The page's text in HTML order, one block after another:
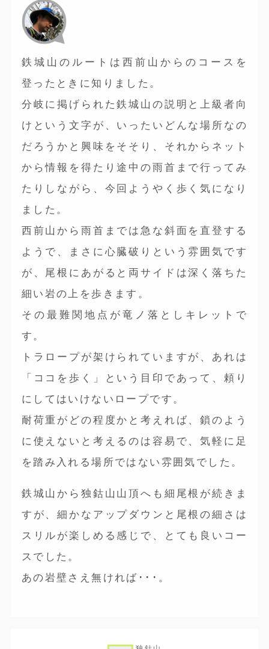
鉄城山のルートは西前山からのコースを
登ったときに知りました。
分岐に掲げられた鉄城山の説明と上級者向
けという文字が、いったいどんな場所なの
だろうかと興味をそそり、それからネット
から情報を得たり途中の雨首まで行ってみ
たりしながら、今回ようやく歩く気になり
ました。
西前山から雨首までは急な斜面を直登する
ようで、まさに心臓破りという雰囲気です
が、尾根にあがると両サイドは深く落ちた
細い岩の上を歩きます。
その最難関地点が竜ノ落としキレットで
す。
トラロープが架けられていますが、あれは
「ココを歩く」という目印であって、頼り
にしてはいけないロープです。
耐荷重がどの程度かと考えれば、鎖のよう
に使えないと考えるのは容易で、気軽に足
を踏み入れる場所ではない雰囲気でした。
鉄城山から独鈷山山頂へも細尾根が続きま
すが、細かなアップダウンと尾根の細さは
スリルが楽しめる感じで、とても良いコー
スでした。
あの岩壁さえ無ければ･･･。